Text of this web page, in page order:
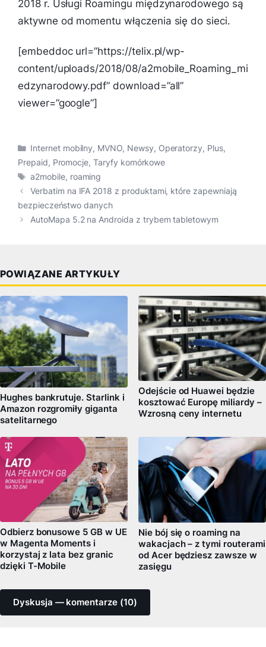
2018 r. Usługi Roamingu międzynarodowego są
aktywne od momentu włączenia się do sieci.
[embeddoc url=”https://telix.pl/wp-
content/uploads/2018/08/a2mobile_Roaming_mi
edzynarodowy.pdf” download=”all”
viewer=”google”]
Kategorie
Internet mobilny, MVNO, Newsy, Operatorzy, Plus,
Prepaid, Promocje,Taryfy komórkowe
Tagi
a2mobile, roaming
Verbatim na IFA 2018 z produktami, które zapewniają
bezpieczeństwo danych
AutoMapa 5.2 na Androida z trybem tabletowym
POWIĄZANE ARTYKUŁY
Hughes bankrutuje. Starlink i
Amazon rozgromiły giganta
satelitarnego
Odejście od Huawei będzie
kosztować Europę miliardy –
Wzrosną ceny internetu
Odbierz bonusowe 5 GB w UE
w Magenta Moments i
korzystaj z lata bez granic
dzięki T-Mobile
Nie bój się o roaming na
wakacjach – z tymi routerami
od Acer będziesz zawsze w
zasięgu
Dyskusja — komentarze (10)